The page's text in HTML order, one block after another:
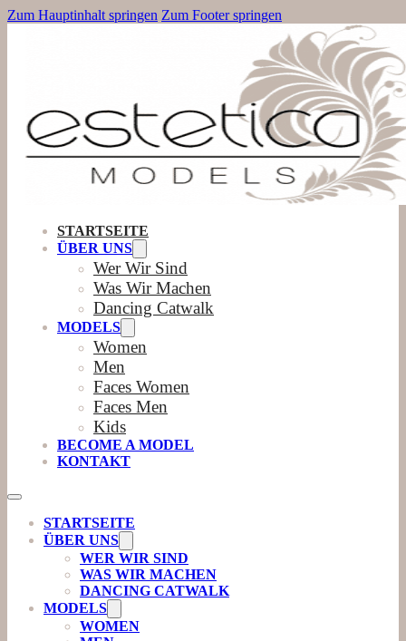
Zum Hauptinhalt springen Zum Footer springen
STARTSEITE
ÜBER UNS
Wer Wir Sind
Was Wir Machen
Dancing Catwalk
MODELS
Women
Men
Faces Women
Faces Men
Kids
BECOME A MODEL
KONTAKT
STARTSEITE
ÜBER UNS
WER WIR SIND
WAS WIR MACHEN
DANCING CATWALK
MODELS
WOMEN